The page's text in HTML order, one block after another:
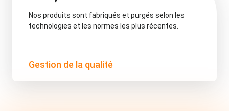
Nos produits sont fabriqués et purgés selon les
technologies et les normes les plus récentes.
Gestion de la qualité